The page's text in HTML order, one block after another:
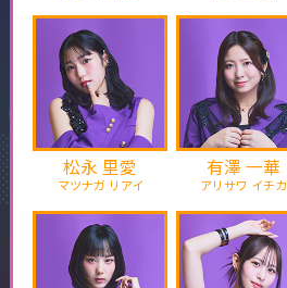
松永 里愛
マツナガ リアイ
有澤 一華
アリサワ イチカ